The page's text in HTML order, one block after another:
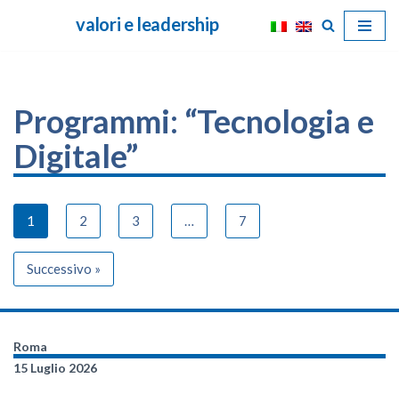
valori e leadership
Programmi: “Tecnologia e
Digitale”
1 2 3 … 7
Successivo »
Roma
15 Luglio 2026